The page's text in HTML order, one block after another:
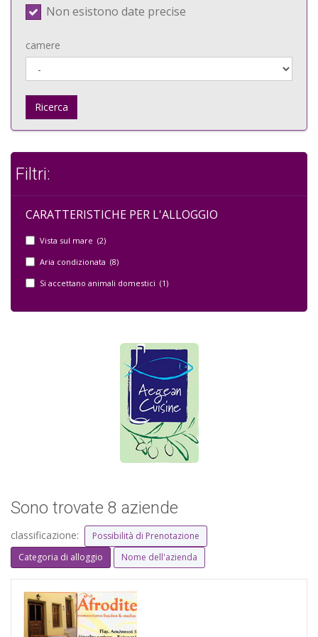
Non esistono date precise
camere
Ricerca
Filtri:
CARATTERISTICHE PER L'ALLOGGIO
Vista sul mare (2)
Aria condizionata (8)
Si accettano animali domestici (1)
Sono trovate 8 aziende
classificazione:
Possibilità di Prenotazione
Categoria di alloggio
Nome dell'azienda